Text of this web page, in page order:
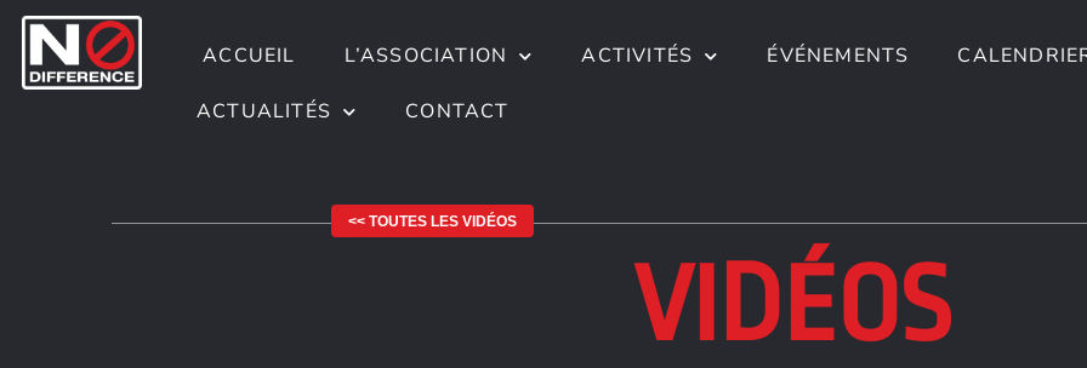
ACCUEIL L’ASSOCIATION ACTIVITÉS ÉVÉNEMENTS
ACTUALITÉS CONTACT
<< TOUTES LES VIDÉOS
VIDÉOS